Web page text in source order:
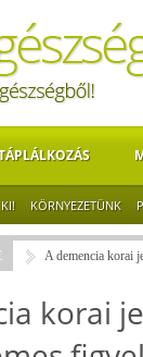
KÖRNYEZETÜNK
A demencia korai
korai